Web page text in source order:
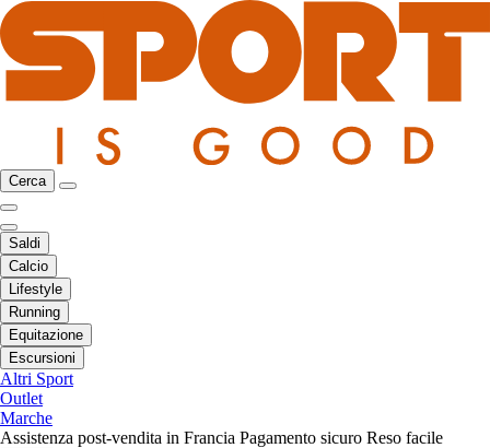
Cerca
Saldi
Calcio
Lifestyle
Running
Equitazione
Escursioni
Altri Sport
Outlet
Marche
Assistenza post-vendita in Francia Pagamento sicuro Reso facile